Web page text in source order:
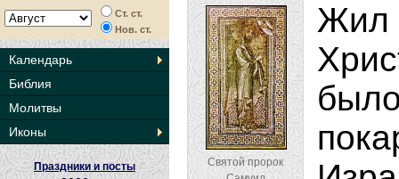
Ст. ст.
Нов. ст.
Календарь
Библия
Молитвы
Иконы
Праздники и посты
Святой пророк
Жил